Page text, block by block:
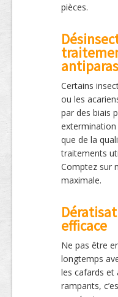
pièces.
Certains
ou les
par des biais
extermination
que de la
traitements
Comptez sur
maximale.
efficace
Ne pas être
longtemps
les cafards et
rampants,